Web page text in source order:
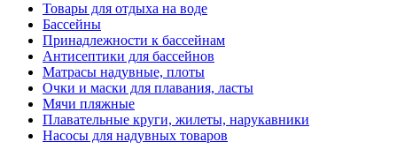
Товары для отдыха на воде
Бассейны
Принадлежности к бассейнам
Антисептики для бассейнов
Матраcы надувные, плоты
Очки и маски для плавания, ласты
Мячи пляжные
Плавательные круги, жилеты, нарукавники
Насосы для надувных товаров